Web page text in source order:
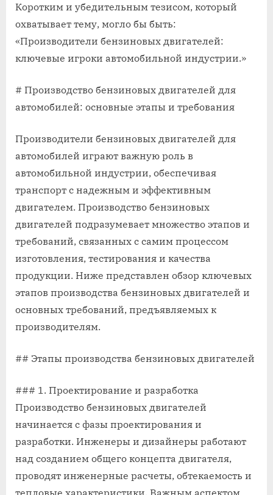
Коротким и убедительным тезисом, который
охватывает тему, могло бы быть:
«Производители бензиновых двигателей:
ключевые игроки автомобильной индустрии.»
# Производство бензиновых двигателей для
автомобилей: основные этапы и требования
Производители бензиновых двигателей для
автомобилей играют важную роль в
автомобильной индустрии, обеспечивая
транспорт с надежным и эффективным
двигателем. Производство бензиновых
двигателей подразумевает множество этапов и
требований, связанных с самим процессом
изготовления, тестирования и качества
продукции. Ниже представлен обзор ключевых
этапов производства бензиновых двигателей и
основных требований, предъявляемых к
производителям.
## Этапы производства бензиновых двигателей
### 1. Проектирование и разработка
Производство бензиновых двигателей
начинается с фазы проектирования и
разработки. Инженеры и дизайнеры работают
над созданием общего концепта двигателя,
проводят инженерные расчеты, обтекаемость и